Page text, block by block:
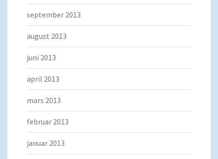
september 2013
august 2013
juni 2013
april 2013
mars 2013
februar 2013
januar 2013